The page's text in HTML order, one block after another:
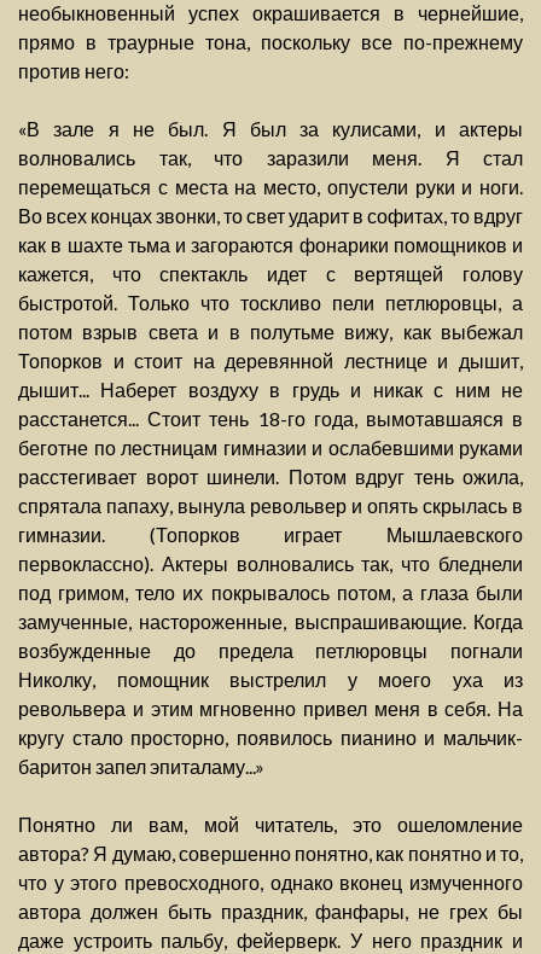
необыкновенный успех окрашивается в чернейшие,
прямо в траурные тона, поскольку все по-прежнему
против него:
«В зале я не был. Я был за кулисами, и актеры
волновались так, что заразили меня. Я стал
перемещаться с места на место, опустели руки и ноги.
Во всех концах звонки, то свет ударит в софитах, то вдруг
как в шахте тьма и загораются фонарики помощников и
кажется, что спектакль идет с вертящей голову
быстротой. Только что тоскливо пели петлюровцы, а
потом взрыв света и в полутьме вижу, как выбежал
Топорков и стоит на деревянной лестнице и дышит,
дышит... Наберет воздуху в грудь и никак с ним не
расстанется... Стоит тень 18-го года, вымотавшаяся в
беготне по лестницам гимназии и ослабевшими руками
расстегивает ворот шинели. Потом вдруг тень ожила,
спрятала папаху, вынула револьвер и опять скрылась в
гимназии. (Топорков играет Мышлаевского
первоклассно). Актеры волновались так, что бледнели
под гримом, тело их покрывалось потом, а глаза были
замученные, настороженные, выспрашивающие. Когда
возбужденные до предела петлюровцы погнали
Николку, помощник выстрелил у моего уха из
револьвера и этим мгновенно привел меня в себя. На
кругу стало просторно, появилось пианино и мальчик-
баритон запел эпиталаму...»
Понятно ли вам, мой читатель, это ошеломление
автора? Я думаю, совершенно понятно, как понятно и то,
что у этого превосходного, однако вконец измученного
автора должен быть праздник, фанфары, не грех бы
даже устроить пальбу, фейерверк. У него праздник и